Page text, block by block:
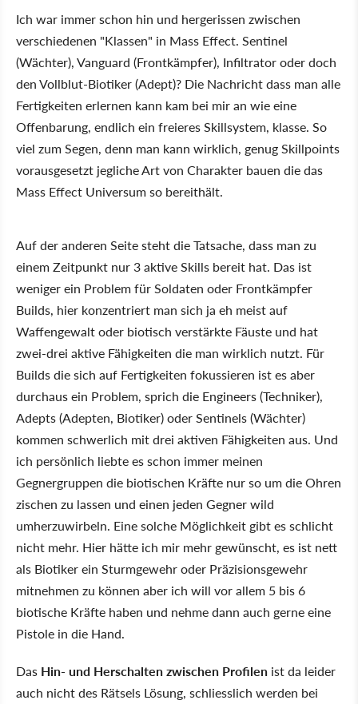
Ich war immer schon hin und hergerissen zwischen
verschiedenen "Klassen" in Mass Effect. Sentinel
(Wächter), Vanguard (Frontkämpfer), Infiltrator oder doch
den Vollblut-Biotiker (Adept)? Die Nachricht dass man alle
Fertigkeiten erlernen kann kam bei mir an wie eine
Offenbarung, endlich ein freieres Skillsystem, klasse. So
viel zum Segen, denn man kann wirklich, genug Skillpoints
vorausgesetzt jegliche Art von Charakter bauen die das
Mass Effect Universum so bereithält.
Auf der anderen Seite steht die Tatsache, dass man zu
einem Zeitpunkt nur 3 aktive Skills bereit hat. Das ist
weniger ein Problem für Soldaten oder Frontkämpfer
Builds, hier konzentriert man sich ja eh meist auf
Waffengewalt oder biotisch verstärkte Fäuste und hat
zwei-drei aktive Fähigkeiten die man wirklich nutzt. Für
Builds die sich auf Fertigkeiten fokussieren ist es aber
durchaus ein Problem, sprich die Engineers (Techniker),
Adepts (Adepten, Biotiker) oder Sentinels (Wächter)
kommen schwerlich mit drei aktiven Fähigkeiten aus. Und
ich persönlich liebte es schon immer meinen
Gegnergruppen die biotischen Kräfte nur so um die Ohren
zischen zu lassen und einen jeden Gegner wild
umherzuwirbeln. Eine solche Möglichkeit gibt es schlicht
nicht mehr. Hier hätte ich mir mehr gewünscht, es ist nett
als Biotiker ein Sturmgewehr oder Präzisionsgewehr
mitnehmen zu können aber ich will vor allem 5 bis 6
biotische Kräfte haben und nehme dann auch gerne eine
Pistole in die Hand.
Das Hin- und Herschalten zwischen Profilen ist da leider
auch nicht des Rätsels Lösung, schliesslich werden bei